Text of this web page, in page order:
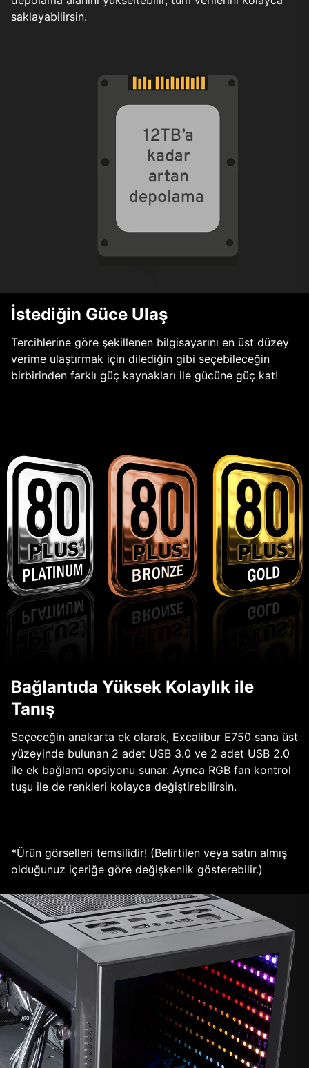
saklayabilirsin.
İstediğin Güce Ulaş
Tercihlerine göre şekillenen bilgisayarını en üst düzey
verime ulaştırmak için dilediğin gibi seçebileceğin
birbirinden farklı güç kaynakları ile gücüne güç kat!
Bağlantıda Yüksek Kolaylık ile
Tanış
Seçeceğin anakarta ek olarak, Excalibur E750 sana üst
yüzeyinde bulunan 2 adet USB 3.0 ve 2 adet USB 2.0
ile ek bağlantı opsiyonu sunar. Ayrıca RGB fan kontrol
tuşu ile de renkleri kolayca değiştirebilirsin.
*Ürün görselleri temsilidir! (Belirtilen veya satın almış
olduğunuz içeriğe göre değişkenlik gösterebilir.)